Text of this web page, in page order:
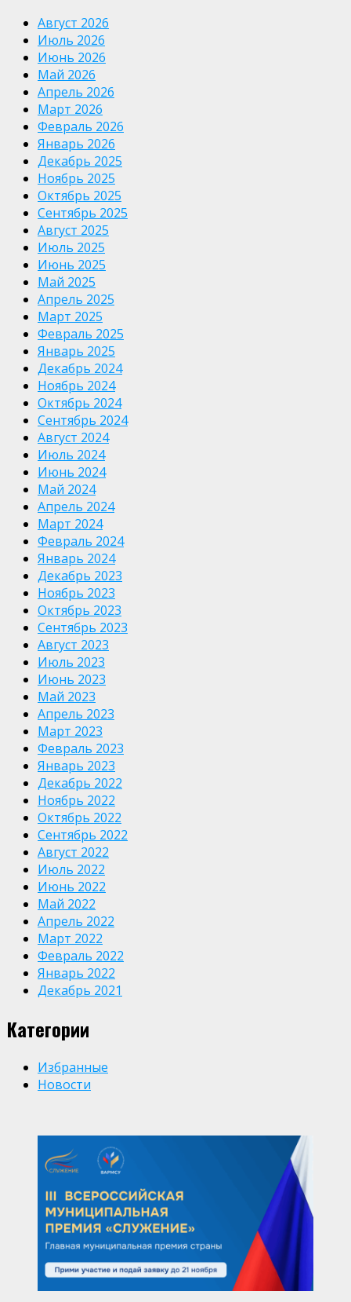
Август 2026
Июль 2026
Июнь 2026
Май 2026
Апрель 2026
Март 2026
Февраль 2026
Январь 2026
Декабрь 2025
Ноябрь 2025
Октябрь 2025
Сентябрь 2025
Август 2025
Июль 2025
Июнь 2025
Май 2025
Апрель 2025
Март 2025
Февраль 2025
Январь 2025
Декабрь 2024
Ноябрь 2024
Октябрь 2024
Сентябрь 2024
Август 2024
Июль 2024
Июнь 2024
Май 2024
Апрель 2024
Март 2024
Февраль 2024
Январь 2024
Декабрь 2023
Ноябрь 2023
Октябрь 2023
Сентябрь 2023
Август 2023
Июль 2023
Июнь 2023
Май 2023
Апрель 2023
Март 2023
Февраль 2023
Январь 2023
Декабрь 2022
Ноябрь 2022
Октябрь 2022
Сентябрь 2022
Август 2022
Июль 2022
Июнь 2022
Май 2022
Апрель 2022
Март 2022
Февраль 2022
Январь 2022
Декабрь 2021
Категории
Избранные
Новости